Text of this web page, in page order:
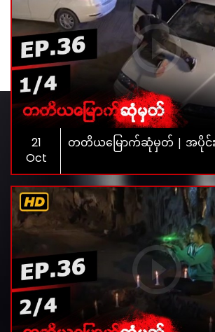
21
Oct
တတိယမြောက်ဆုံမှတ် | အပိုင်း-